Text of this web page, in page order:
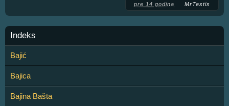
pre 14 godina MrTestis
Indeks
Bajić
Bajica
Bajina Bašta